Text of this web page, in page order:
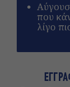
που
λίγο